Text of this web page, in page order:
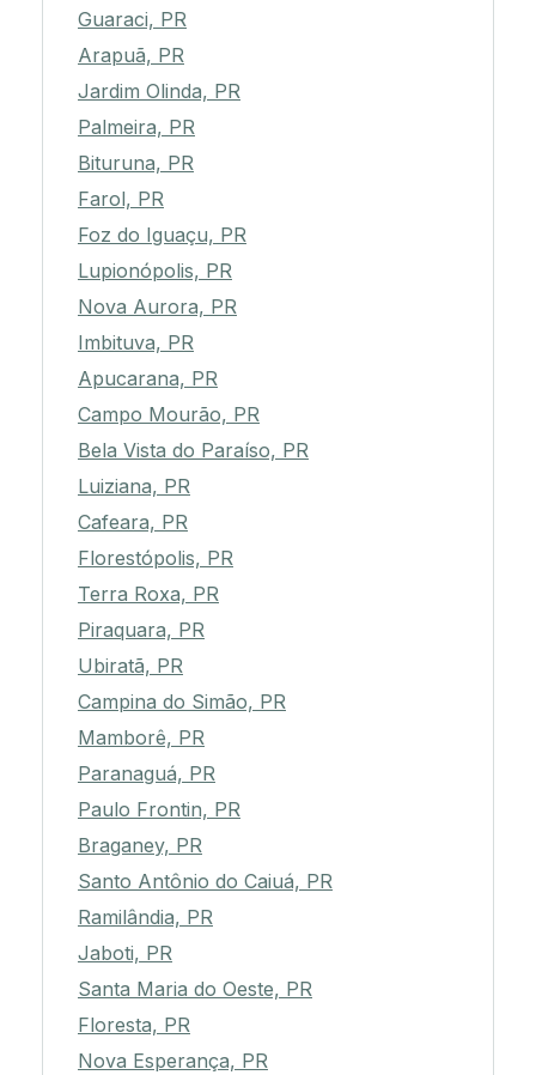
Guaraci, PR
Arapuã, PR
Jardim Olinda, PR
Palmeira, PR
Bituruna, PR
Farol, PR
Foz do Iguaçu, PR
Lupionópolis, PR
Nova Aurora, PR
Imbituva, PR
Apucarana, PR
Campo Mourão, PR
Bela Vista do Paraíso, PR
Luiziana, PR
Cafeara, PR
Florestópolis, PR
Terra Roxa, PR
Piraquara, PR
Ubiratã, PR
Campina do Simão, PR
Mamborê, PR
Paranaguá, PR
Paulo Frontin, PR
Braganey, PR
Santo Antônio do Caiuá, PR
Ramilândia, PR
Jaboti, PR
Santa Maria do Oeste, PR
Floresta, PR
Nova Esperança, PR